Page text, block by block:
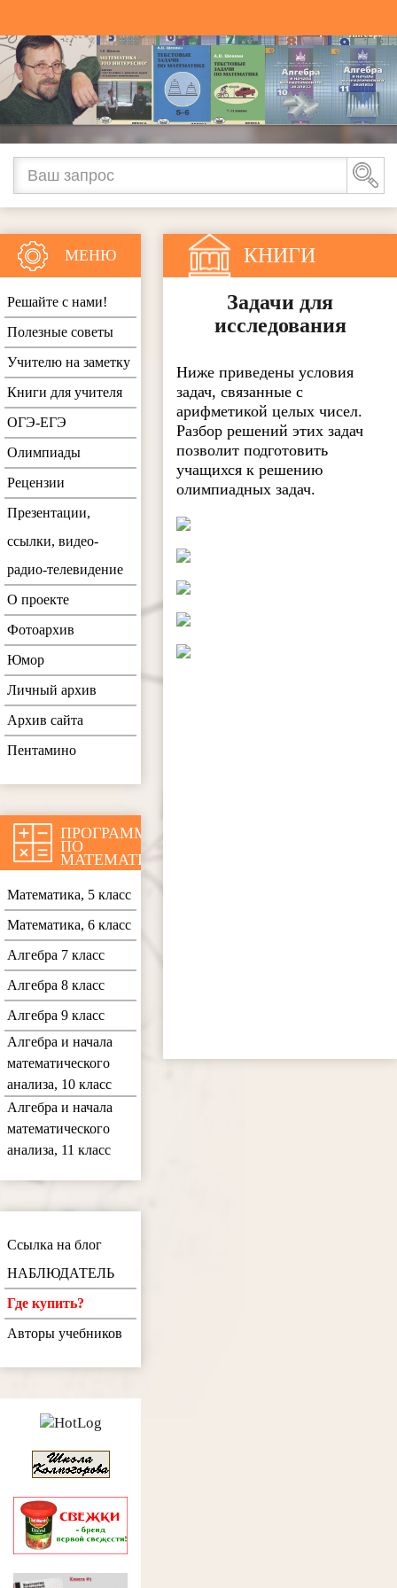
КНИГИ
Задачи для
исследования
Ниже приведены условия
задач, связанные с
арифметикой целых чисел.
Разбор решений этих задач
позволит подготовить
учащихся к решению
олимпиадных задач.
МЕНЮ
Решайте с нами!
Полезные советы
Учителю на заметку
Книги для учителя
ОГЭ-ЕГЭ
Олимпиады
Рецензии
Презентации,
ссылки, видео-
радио-телевидение
О проекте
Фотоархив
Юмор
Личный архив
Архив сайта
Пентамино
ПРОГРАММЫ
ПО
МАТЕМАТИКЕ
Математика, 5 класс
Математика, 6 класс
Алгебра 7 класс
Алгебра 8 класс
Алгебра 9 класс
Алгебра и начала
математического
анализа, 10 класс
Алгебра и начала
математического
анализа, 11 класс
Ссылка на блог
НАБЛЮДАТЕЛЬ
Где купить?
Авторы учебников